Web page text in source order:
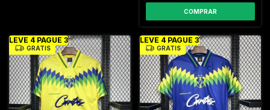
COMPRAR
LEVE 4 PAGUE 3
GRÁTIS
LEVE 4 PAGUE 3
GRÁTIS